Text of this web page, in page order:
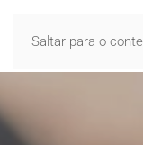
Saltar para o